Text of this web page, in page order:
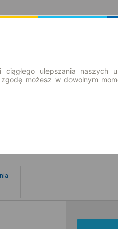
ulepszania naszych
możesz w dowolnym